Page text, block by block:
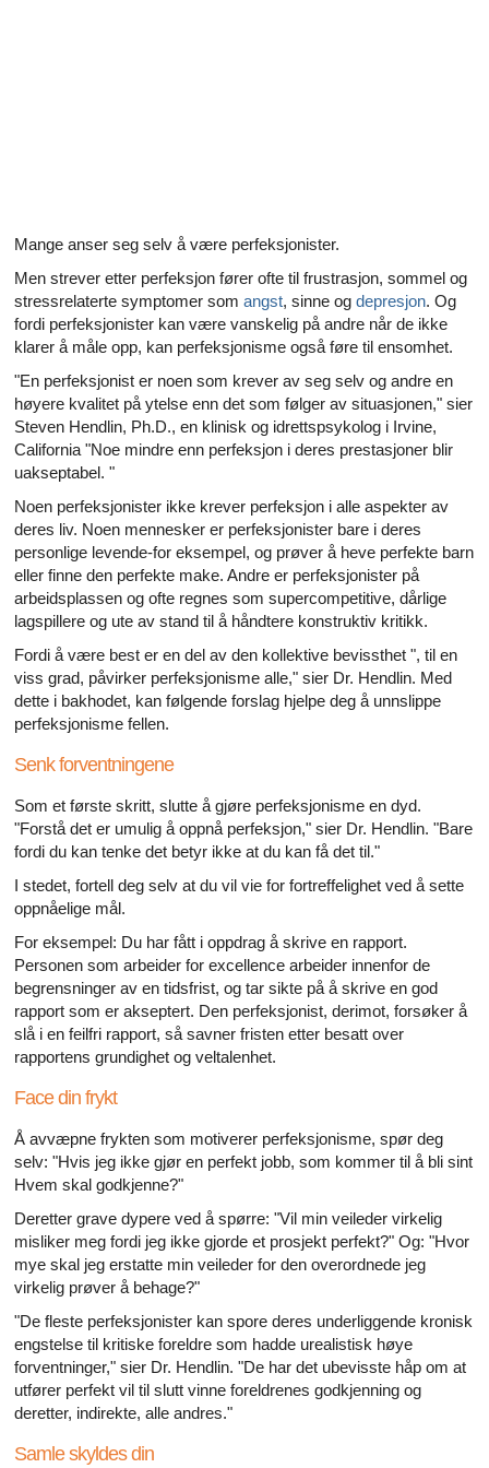
Alle artikler om Alzheimers sykdom
Mange anser seg selv å være perfeksjonister.
Men strever etter perfeksjon fører ofte til frustrasjon, sommel og
stressrelaterte symptomer som angst, sinne og depresjon. Og
fordi perfeksjonister kan være vanskelig på andre når de ikke
klarer å måle opp, kan perfeksjonisme også føre til ensomhet.
"En perfeksjonist er noen som krever av seg selv og andre en
høyere kvalitet på ytelse enn det som følger av situasjonen," sier
Steven Hendlin, Ph.D., en klinisk og idrettspsykolog i Irvine,
California "Noe mindre enn perfeksjon i deres prestasjoner blir
uakseptabel. "
Noen perfeksjonister ikke krever perfeksjon i alle aspekter av
deres liv. Noen mennesker er perfeksjonister bare i deres
personlige levende-for eksempel, og prøver å heve perfekte barn
eller finne den perfekte make. Andre er perfeksjonister på
arbeidsplassen og ofte regnes som supercompetitive, dårlige
lagspillere og ute av stand til å håndtere konstruktiv kritikk.
Fordi å være best er en del av den kollektive bevissthet ", til en
viss grad, påvirker perfeksjonisme alle," sier Dr. Hendlin. Med
dette i bakhodet, kan følgende forslag hjelpe deg å unnslippe
perfeksjonisme fellen.
Senk forventningene
Som et første skritt, slutte å gjøre perfeksjonisme en dyd.
"Forstå det er umulig å oppnå perfeksjon," sier Dr. Hendlin. "Bare
fordi du kan tenke det betyr ikke at du kan få det til."
I stedet, fortell deg selv at du vil vie for fortreffelighet ved å sette
oppnåelige mål.
For eksempel: Du har fått i oppdrag å skrive en rapport.
Personen som arbeider for excellence arbeider innenfor de
begrensninger av en tidsfrist, og tar sikte på å skrive en god
rapport som er akseptert. Den perfeksjonist, derimot, forsøker å
slå i en feilfri rapport, så savner fristen etter besatt over
rapportens grundighet og veltalenhet.
Face din frykt
Å avvæpne frykten som motiverer perfeksjonisme, spør deg
selv: "Hvis jeg ikke gjør en perfekt jobb, som kommer til å bli sint
Hvem skal godkjenne?"
Deretter grave dypere ved å spørre: "Vil min veileder virkelig
misliker meg fordi jeg ikke gjorde et prosjekt perfekt?" Og: "Hvor
mye skal jeg erstatte min veileder for den overordnede jeg
virkelig prøver å behage?"
"De fleste perfeksjonister kan spore deres underliggende kronisk
engstelse til kritiske foreldre som hadde urealistisk høye
forventninger," sier Dr. Hendlin. "De har det ubevisste håp om at
utfører perfekt vil til slutt vinne foreldrenes godkjenning og
deretter, indirekte, alle andres."
Samle skyldes din